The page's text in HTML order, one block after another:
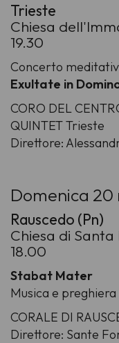
Trieste
Chiesa
19.30
Concerto
Exultate in
CORO DEL
QUINTET Trieste
Direttore:
Domenica 20
Rauscedo (Pn)
Chiesa di
18.00
Stabat Mater
Musica e
CORALE DI
Direttore: Sante